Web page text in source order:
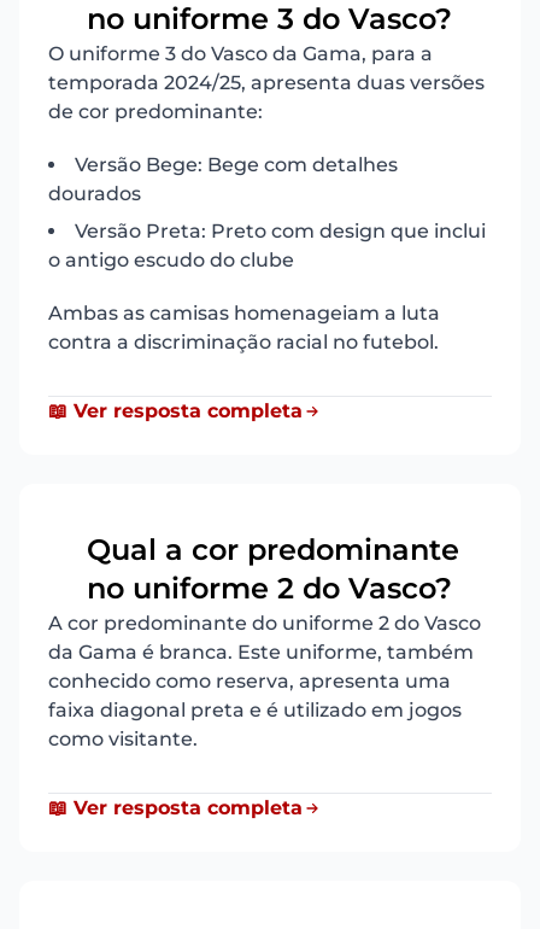
no uniforme 3 do Vasco?
O uniforme 3 do Vasco da Gama, para a
temporada 2024/25, apresenta duas versões
de cor predominante:
Versão Bege: Bege com detalhes
dourados
Versão Preta: Preto com design que inclui
o antigo escudo do clube
Ambas as camisas homenageiam a luta
contra a discriminação racial no futebol.
📖 Ver resposta completa
Qual a cor predominante
no uniforme 2 do Vasco?
A cor predominante do uniforme 2 do Vasco
da Gama é branca. Este uniforme, também
conhecido como reserva, apresenta uma
faixa diagonal preta e é utilizado em jogos
como visitante.
📖 Ver resposta completa